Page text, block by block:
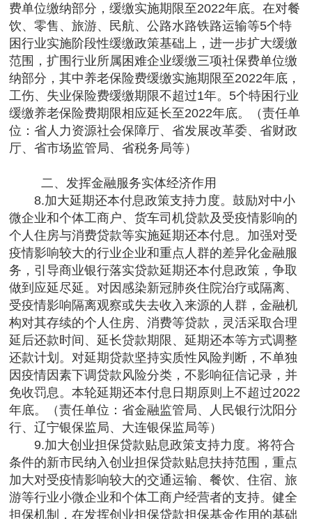
费单位缴纳部分，缓缴实施期限至2022年底。在对餐
饮、零售、旅游、民航、公路水路铁路运输等5个特
困行业实施阶段性缓缴政策基础上，进一步扩大缓缴
范围，扩围行业所属困难企业缓缴三项社保费单位缴
纳部分，其中养老保险费缓缴实施期限至2022年底，
工伤、失业保险费缓缴期限不超过1年。5个特困行业
缓缴养老保险费期限相应延长至2022年底。（责任单
位：省人力资源社会保障厅、省发展改革委、省财政
厅、省市场监管局、省税务局等）
二、发挥金融服务实体经济作用
8.加大延期还本付息政策支持力度。鼓励对中小
微企业和个体工商户、货车司机贷款及受疫情影响的
个人住房与消费贷款等实施延期还本付息。加强对受
疫情影响较大的行业企业和重点人群的差异化金融服
务，引导商业银行落实贷款延期还本付息政策，争取
做到应延尽延。对因感染新冠肺炎住院治疗或隔离、
受疫情影响隔离观察或失去收入来源的人群，金融机
构对其存续的个人住房、消费等贷款，灵活采取合理
延后还款时间、延长贷款期限、延期还本等方式调整
还款计划。对延期贷款坚持实质性风险判断，不单独
因疫情因素下调贷款风险分类，不影响征信记录，并
免收罚息。本轮延期还本付息日期原则上不超过2022
年底。（责任单位：省金融监管局、人民银行沈阳分
行、辽宁银保监局、大连银保监局等）
9.加大创业担保贷款贴息政策支持力度。将符合
条件的新市民纳入创业担保贷款贴息扶持范围，重点
加大对受疫情影响较大的交通运输、餐饮、住宿、旅
游等行业小微企业和个体工商户经营者的支持。健全
担保机制，在发挥创业担保贷款担保基金作用的基础